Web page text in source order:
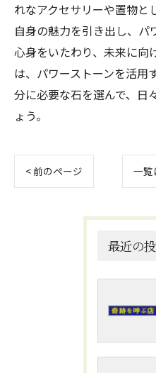
れなアクセサリーや置物と
自身の魅力を引き出し、パ
心身をいたわり、未来に向
は、パワーストーンを活用
分に必要な石を選んで、日
ょう。
< 前のページ 一覧
最近の